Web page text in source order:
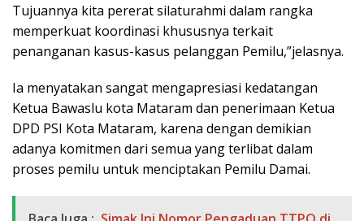
Tujuannya kita pererat silaturahmi dalam rangka
memperkuat koordinasi khususnya terkait
penanganan kasus-kasus pelanggan Pemilu,”jelasnya.
Ia menyatakan sangat mengapresiasi kedatangan
Ketua Bawaslu kota Mataram dan penerimaan Ketua
DPD PSI Kota Mataram, karena dengan demikian
adanya komitmen dari semua yang terlibat dalam
proses pemilu untuk menciptakan Pemilu Damai.